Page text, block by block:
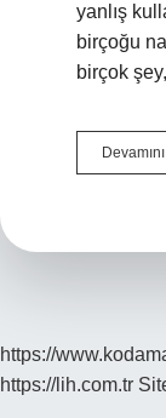
yanlış
birçoğu
birçok
https://
https://lih.com.tr